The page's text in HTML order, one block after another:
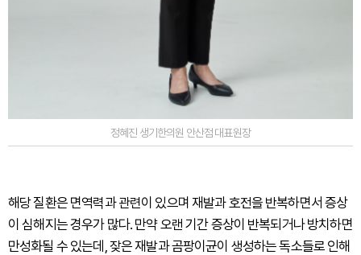
정혜진 생기한의원 안산점 대표원장
해당 질환은 면역력과 관련이 있으며 재발과 호전을 반복하면서 증상
이 심해지는 경우가 많다. 만약 오랜 기간 증상이 반복되거나 방치하면
만성화될 수 있는데, 잦은 재발과 곰팡이균이 생성하는 독소들로 인해